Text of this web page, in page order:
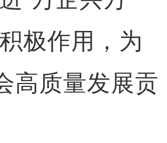
极作用，为
高质量发展贡